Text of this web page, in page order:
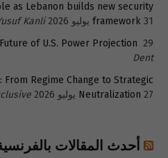
as Lebanon builds new security
framework 31 يوليو 2026
Kanli
of U.S. Power Projection 29 يوليو 2026
Dent
From Regime Change to Strategic
Neutralization 27 يوليو 2026
أحدث المقالات